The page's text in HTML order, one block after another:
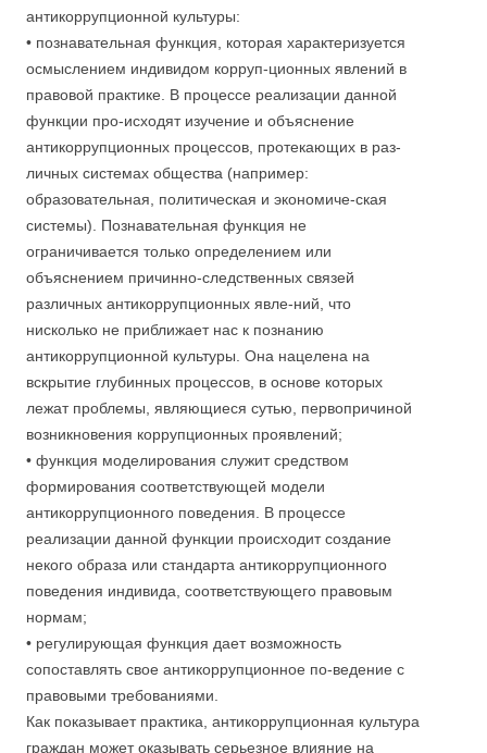
антикоррупционной культуры:
• познавательная функция, которая характеризуется
осмыслением индивидом корруп-ционных явлений в
правовой практике. В процессе реализации данной
функции про-исходят изучение и объяснение
антикоррупционных процессов, протекающих в раз-
личных системах общества (например:
образовательная, политическая и экономиче-ская
системы). Познавательная функция не
ограничивается только определением или
объяснением причинно-следственных связей
различных антикоррупционных явле-ний, что
нисколько не приближает нас к познанию
антикоррупционной культуры. Она нацелена на
вскрытие глубинных процессов, в основе которых
лежат проблемы, являющиеся сутью, первопричиной
возникновения коррупционных проявлений;
• функция моделирования служит средством
формирования соответствующей модели
антикоррупционного поведения. В процессе
реализации данной функции происходит создание
некого образа или стандарта антикоррупционного
поведения индивида, соответствующего правовым
нормам;
• регулирующая функция дает возможность
сопоставлять свое антикоррупционное по-ведение с
правовыми требованиями.
Как показывает практика, антикоррупционная культура
граждан может оказывать серьезное влияние на